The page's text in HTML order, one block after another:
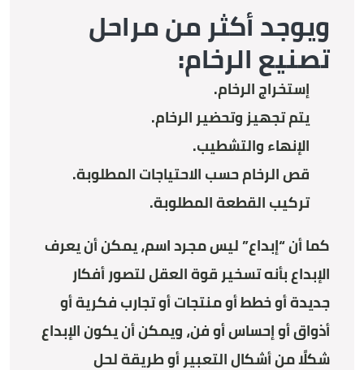
ويوجد أكثر من مراحل
تصنيع الرخام:
إستخراج الرخام.
يتم تجهيز وتحضير الرخام.
الإنهاء والتشطيب.
قص الرخام حسب الاحتياجات المطلوبة.
تركيب القطعة المطلوبة.
كما أن “إبداع” ليس مجرد اسم، يمكن أن يعرف
الإبداع بأنه تسخير قوة العقل لتصور أفكار
جديدة أو خطط أو منتجات أو تجارب فكرية أو
أذواق أو إحساس أو فن، ويمكن أن يكون الإبداع
شكلًا من أشكال التعبير أو طريقة لحل